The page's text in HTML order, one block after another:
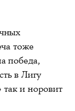
тоже
победа,
в Лигу
и норовит